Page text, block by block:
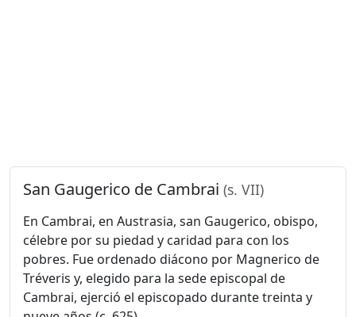
San Gaugerico de Cambrai (s. VII)
En Cambrai, en Austrasia, san Gaugerico, obispo,
célebre por su piedad y caridad para con los
pobres. Fue ordenado diácono por Magnerico de
Tréveris y, elegido para la sede episcopal de
Cambrai, ejerció el episcopado durante treinta y